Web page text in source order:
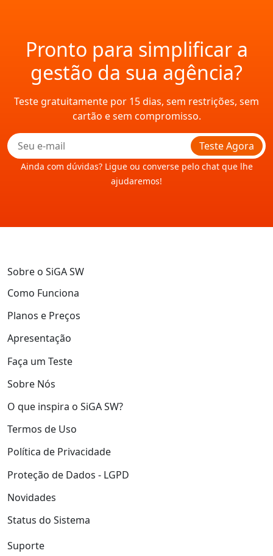
Pronto para simplificar a
gestão da sua agência?
Teste gratuitamente por 15 dias, sem restrições, sem
cartão e sem compromisso.
Teste Agora
Ainda com dúvidas? Ligue ou converse pelo chat que lhe
ajudaremos!
Sobre o SiGA SW
Como Funciona
Planos e Preços
Apresentação
Faça um Teste
Sobre Nós
O que inspira o SiGA SW?
Termos de Uso
Política de Privacidade
Proteção de Dados - LGPD
Novidades
Status do Sistema
Suporte